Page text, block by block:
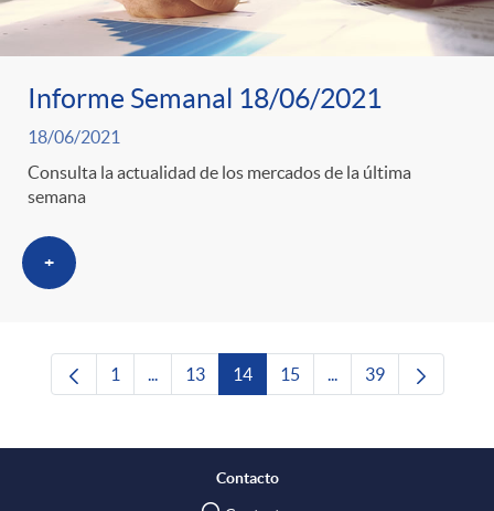
Informe Semanal 18/06/2021
18/06/2021
Consulta la actualidad de los mercados de la última
semana
+
Página
1 Páginas intermedias Use TAB para
Página
13 Página
14 Página
15 Páginas intermedias
Página
39
Contacto